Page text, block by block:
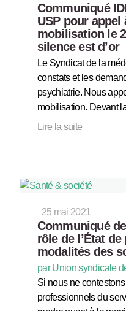
Communiqué
USP pour appel
mobilisation le
silence est d’or
Le Syndicat de la
constats et les
psychiatrie. Nous
mobilisation. Devant
Lire la suite
25 mai 2021
Communiqué
rôle de l’État
modalités des
par Union syndicale
Si nous ne
professionnels du